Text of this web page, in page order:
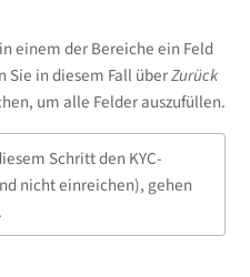
nicht korrekt
hier die zutreffende
ein, an
verschickt werden.
einem der Bereiche ein Feld
in diesem Fall überZurück
um alle Felder auszufüllen.
Schritt den KYC-
nicht einreichen), gehen